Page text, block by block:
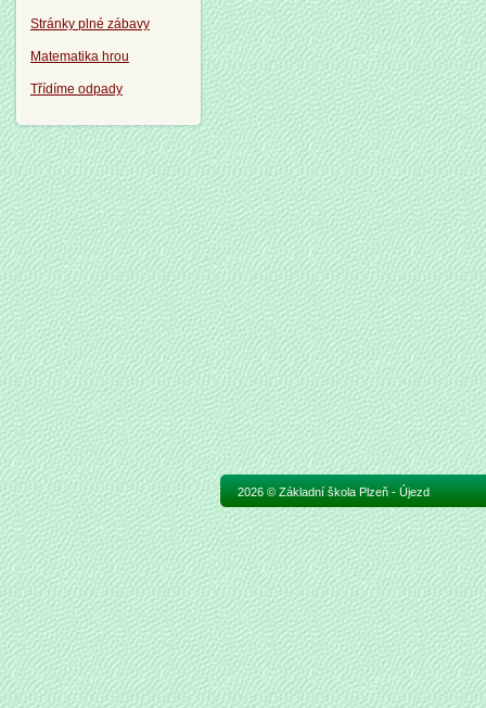
Stránky plné zábavy
Matematika hrou
Třídíme odpady
2026 © Základní škola Plzeň - Újezd